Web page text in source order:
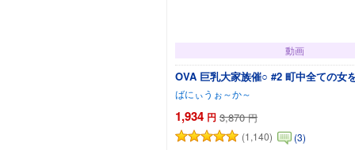
動画
OVA 巨乳大家族催○ #2 町中全ての女
ばにぃうぉ～か～
1,934 円 3,870 円
(1,140)
(3)